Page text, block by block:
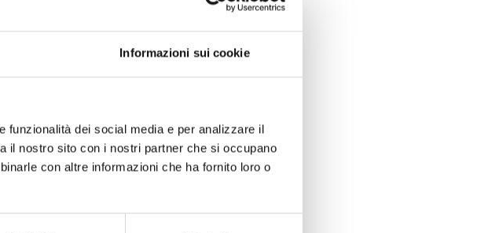
Informazioni sui cookie
funzionalità dei social media e per analizzare il
il nostro sito con i nostri partner che si occupano
con altre informazioni che ha fornito loro o